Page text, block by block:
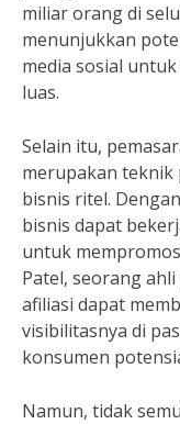
miliar orang di
menunjukkan
media sosial
luas.
Selain itu,
merupakan
bisnis ritel.
bisnis dapat
untuk
Patel, seorang
afiliasi dapat
visibilitasnya di
konsumen
Namun, tidak